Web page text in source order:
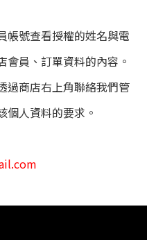
帳號查看授權的姓名與電
會員、訂單資料的內容。
過商店右上角聯絡我們管
個人資料的要求。